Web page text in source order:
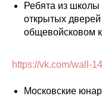
Ребята из
открытых
общевойсковом
https://vk.com/wall-
Московские